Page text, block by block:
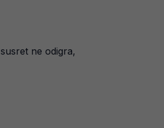
ne odigra,